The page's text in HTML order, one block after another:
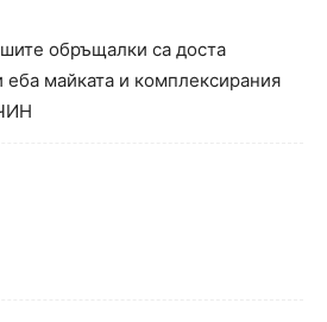
обръщалки са доста
еба майката и комплексирания